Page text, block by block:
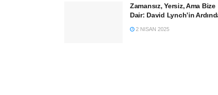
Zamansız, Yersiz, Ama Bize
Dair: David Lynch’in
2 NISAN 2025